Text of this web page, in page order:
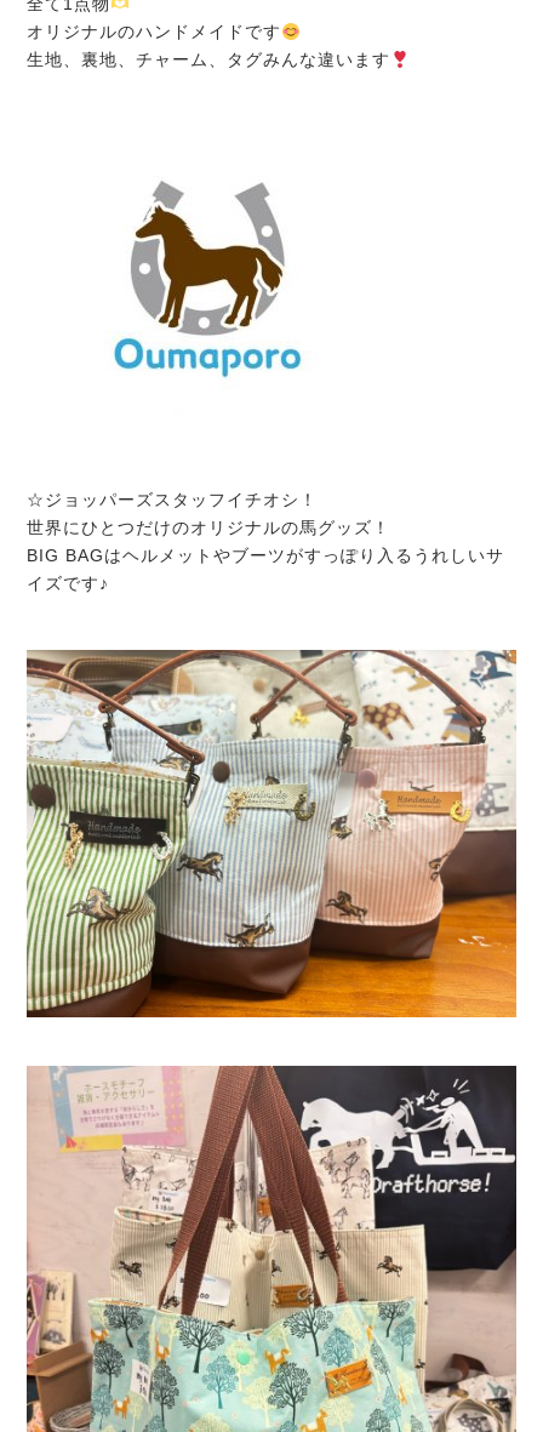
オリジナルのハンドメイドです
生地、裏地、チャーム、タグみんな違います
☆ジョッパーズスタッフイチオシ！
世界にひとつだけのオリジナルの馬グッズ！
BIG BAGはヘルメットやブーツがすっぽり入るうれしいサ
イズです♪